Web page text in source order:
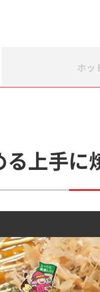
ホッ
る上手に